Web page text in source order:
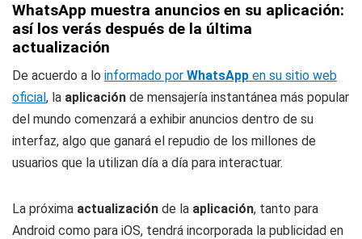
WhatsApp muestra anuncios en su aplicación:
así los verás después de la última
actualización
De acuerdo a lo informado por WhatsApp en su sitio web
oficial, la aplicación de mensajería instantánea más popular
del mundo comenzará a exhibir anuncios dentro de su
interfaz, algo que ganará el repudio de los millones de
usuarios que la utilizan día a día para interactuar.
La próxima actualización de la aplicación, tanto para
Android como para iOS, tendrá incorporada la publicidad en